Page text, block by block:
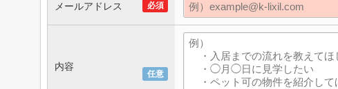
必須
メールアドレス
任意
内容